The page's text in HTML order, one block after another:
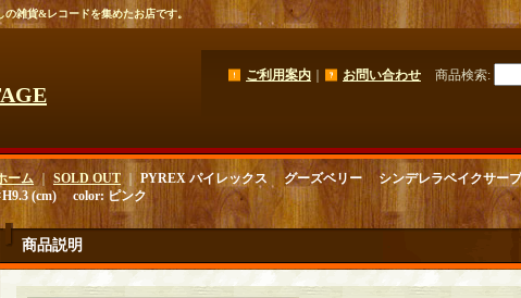
雑貨&レコードを集めたお店です。
ご利用案内 お問い合わせ 商品検索:
ーム｜ SOLD OUT｜ PYREX パイレックス グーズベリー シンデレラベイクサー
(cm) color: ピンク
商品説明